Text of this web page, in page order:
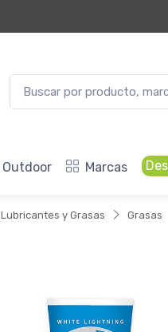
Outdoor Marcas
Lubricantes y Grasas Grasas